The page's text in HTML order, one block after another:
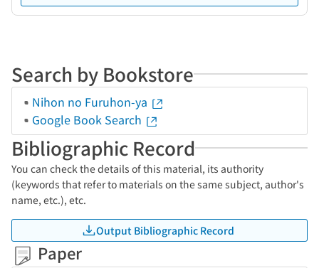
Search by Bookstore
Nihon no Furuhon-ya
Google Book Search
Bibliographic Record
You can check the details of this material, its authority
(keywords that refer to materials on the same subject, author's
name, etc.), etc.
Output Bibliographic Record
Paper